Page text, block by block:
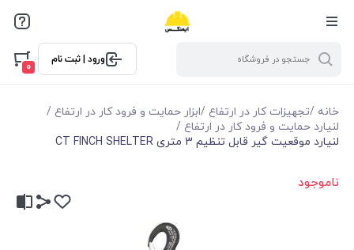
ورود | ثبت نام
0
خانه /تجهیزات کار در ارتفاع /ابزار حمایت و فرود کار در ارتفاع /
لنیارد حمایت و فرود کار در ارتفاع /
لنیارد موقعیت گیر قابل تنظیم 3 متری CT FINCH SHELTER
ناموجود